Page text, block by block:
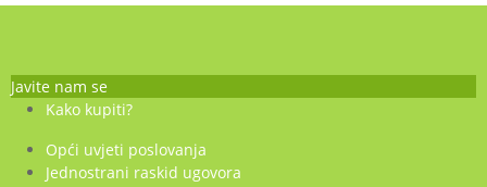
Javite nam se
Kako kupiti?
Opći uvjeti poslovanja
Jednostrani raskid ugovora